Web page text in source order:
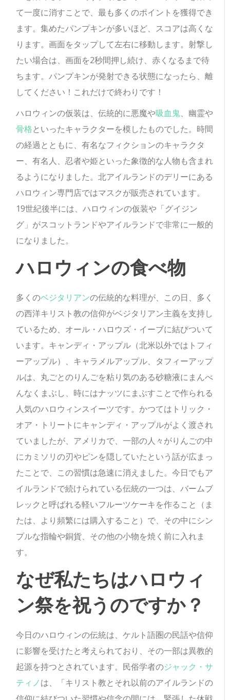
て一度に消すことで、最も多くのポイントを獲得でき
ます。集めたパンプキンが多いほど、スコアは高くな
ります。画面をタップして左右に移動します。射撃し
たい場合は、画面を2秒間押し続け、赤くなるまで待
ちます。パンプキンが発射できる状態になったら、離
してください！これだけで終わりです！
ハロウィンの仮装は、伝統的に悪魔や吸血鬼、幽霊や
骨格といったキャラクターを模したものでした。時間
の経過とともに、有名なフィクションのキャラクタ
ー、有名人、忍者や姫といった象徴的な人物も含まれ
るようになりました。北アイルランドのデリーにある
ハロウィン専門店ではマスクが販売されています。
19世紀後半には、ハロウィンの仮装や「グイジン
グ」がスコットランドやアイルランドで非常に一般的
になりました。
ハロウィンの食べ物
多くのベジタリアンの伝統的な料理が、この日、多く
の西洋キリスト教の信仰がベジタリアン主義を支持し
ているため、オール・ハロウズ・イーブに結びついて
います。キャンディ・アップル（北米以外ではトフィ
ーアップル）、キャラメルアップル、タフィーアップ
ルは、丸ごとのりんごを粘り気のある砂糖液にまんべ
んなくまぶし、時にはナッツにまぶすことで作られる
人気のハロウィンスイーツです。かつてはトリック・
オア・トリートにキャンディ・アップルがよく渡され
ていましたが、アメリカで、一部の人々がりんごの中
にカミソリの刃やピンを隠していたという話が広まっ
たことで、この習慣は急速に消えました。今日でもア
イルランドで続けられている伝統の一つは、バームブ
レックと呼ばれる軽いフルーツケーキを作ること（ま
たは、より頻繁には購入すること）で、その中にシン
プルな指輪や銅貨、その他の小物を焼く前に入れま
す。
なぜ私たちはハロウィ
ン祭を祝うのですか？
今日のハロウィンの伝統は、ケルト語圏の民話や信仰
に影響を受けたと考えられており、その一部は異教的
起源を持つとされています。民俗学者のジャック・サ
ティノは、「キリスト教とそれ以前のアイルランドの